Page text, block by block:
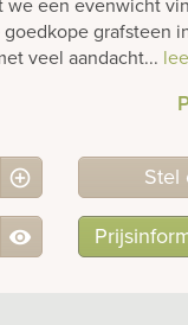
grafsteen
veel aandacht...
Stel